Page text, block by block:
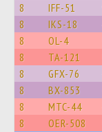
8 IFF-51
8 IKS-18
8 OL-4
8 TA-121
8 GFX-76
8 BX-853
8 MTC-44
8 OER-508